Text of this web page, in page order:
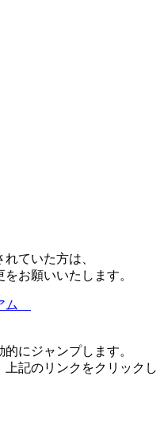
ていた方は、
お願いいたします。
ム
にジャンプします。
記のリンクをクリックし